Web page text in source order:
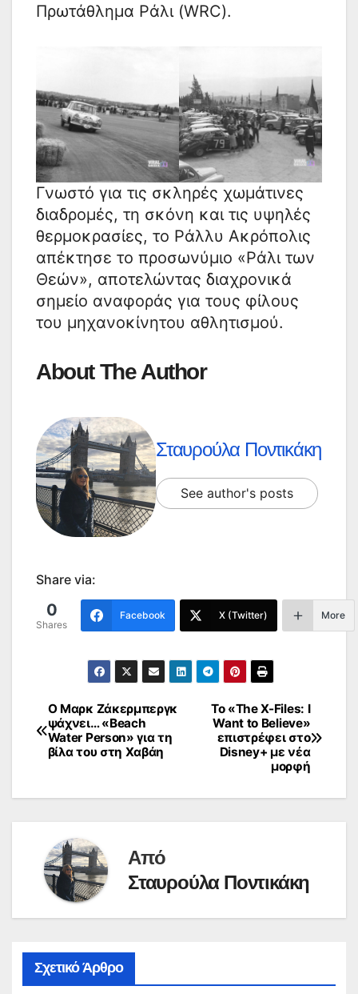
Πρωτάθλημα Ράλι (WRC).
Γνωστό για τις σκληρές χωμάτινες
διαδρομές, τη σκόνη και τις υψηλές
θερμοκρασίες, το Ράλλυ Ακρόπολις
απέκτησε το προσωνύμιο «Ράλι των
Θεών», αποτελώντας διαχρονικά
σημείο αναφοράς για τους φίλους
του μηχανοκίνητου αθλητισμού.
About The Author
Σταυρούλα Ποντικάκη
See author's posts
Share via:
0
Shares
Facebook X (Twitter) More
Πλοήγηση
άρθρων
Το «The X-Files: I
Want to Believe»
επιστρέφει στο
Disney+ με νέα
μορφή
Ο Μαρκ Ζάκερμπεργκ
ψάχνει… «Beach
Water Person» για τη
βίλα του στη Χαβάη
Από
Σταυρούλα Ποντικάκη
Σχετικό Άρθρο